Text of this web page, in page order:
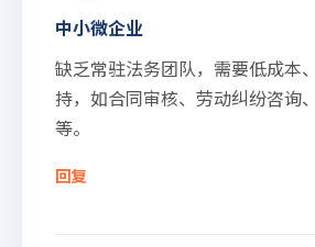
中小微企业
缺乏常驻法务团队，需要低成本
持，如合同审核、劳动纠纷咨询
等。
回复